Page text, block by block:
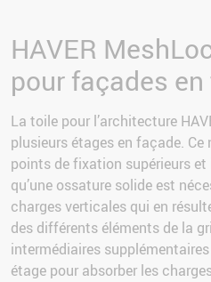
HAVER
pour façades
La toile pour l’architecture
plusieurs étages en façade. Ce
points de fixation supérieurs
qu’une ossature solide est
charges verticales qui en
des différents éléments de la
intermédiaires
étage pour absorber les